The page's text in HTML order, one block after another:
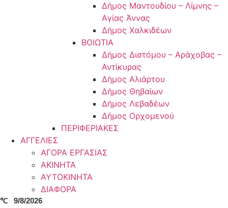
Δήμος Μαντουδίου – Λίμνης –
Αγίας Άννας
Δήμος Χαλκιδέων
ΒΟΙΩΤΙΑ
Δήμος Διστόμου – Αράχοβας –
Αντίκυρας
Δήμος Αλιάρτου
Δήμος Θηβαίων
Δήμος Λεβαδέων
Δήμος Ορχομενού
ΠΕΡΙΦΕΡΙΑΚΕΣ
ΑΓΓΕΛΙΕΣ
ΑΓΟΡΑ ΕΡΓΑΣΙΑΣ
ΑΚΙΝΗΤΑ
ΑΥΤΟΚΙΝΗΤΑ
ΔΙΑΦΟΡΑ
℃ 9/8/2026